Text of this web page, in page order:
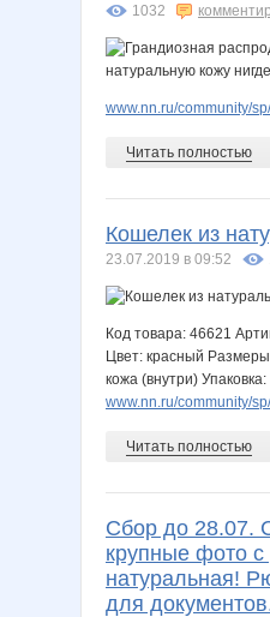
1032
www.nn.ru/community/
Читать полностью
Кошелек из
23.07.2019 в 09:52
Код товара: 46621
Цвет: красный
кожа (внутри) Упаковка:
www.nn.ru/community/
Читать полностью
Cбор до 28.07.
крупные фото с
натуральная!
для